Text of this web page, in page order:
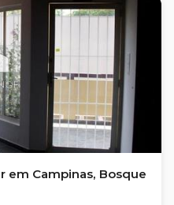
em Campinas, Bosque